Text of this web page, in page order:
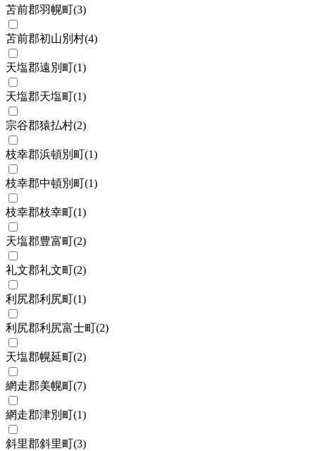
苫前郡羽幌町(3)
苫前郡初山別村(4)
天塩郡遠別町(1)
天塩郡天塩町(1)
宗谷郡猿払村(2)
枝幸郡浜頓別町(1)
枝幸郡中頓別町(1)
枝幸郡枝幸町(1)
天塩郡豊富町(2)
礼文郡礼文町(2)
利尻郡利尻町(1)
利尻郡利尻富士町(2)
天塩郡幌延町(2)
網走郡美幌町(7)
網走郡津別町(1)
斜里郡斜里町(3)